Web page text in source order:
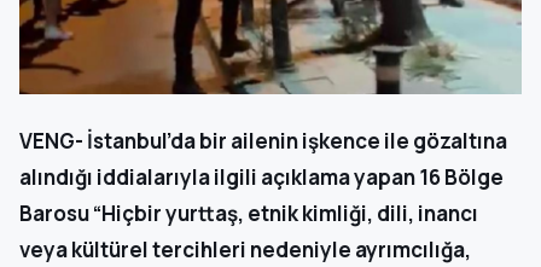
VENG- İstanbul’da bir ailenin işkence ile gözaltına
alındığı iddialarıyla ilgili açıklama yapan 16 Bölge
Barosu “Hiçbir yurttaş, etnik kimliği, dili, inancı
veya kültürel tercihleri nedeniyle ayrımcılığa,